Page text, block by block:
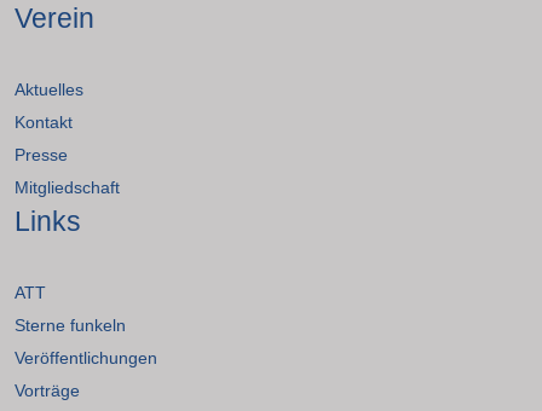
Verein
Aktuelles
Kontakt
Presse
Mitgliedschaft
Links
ATT
Sterne funkeln
Veröffentlichungen
Vorträge